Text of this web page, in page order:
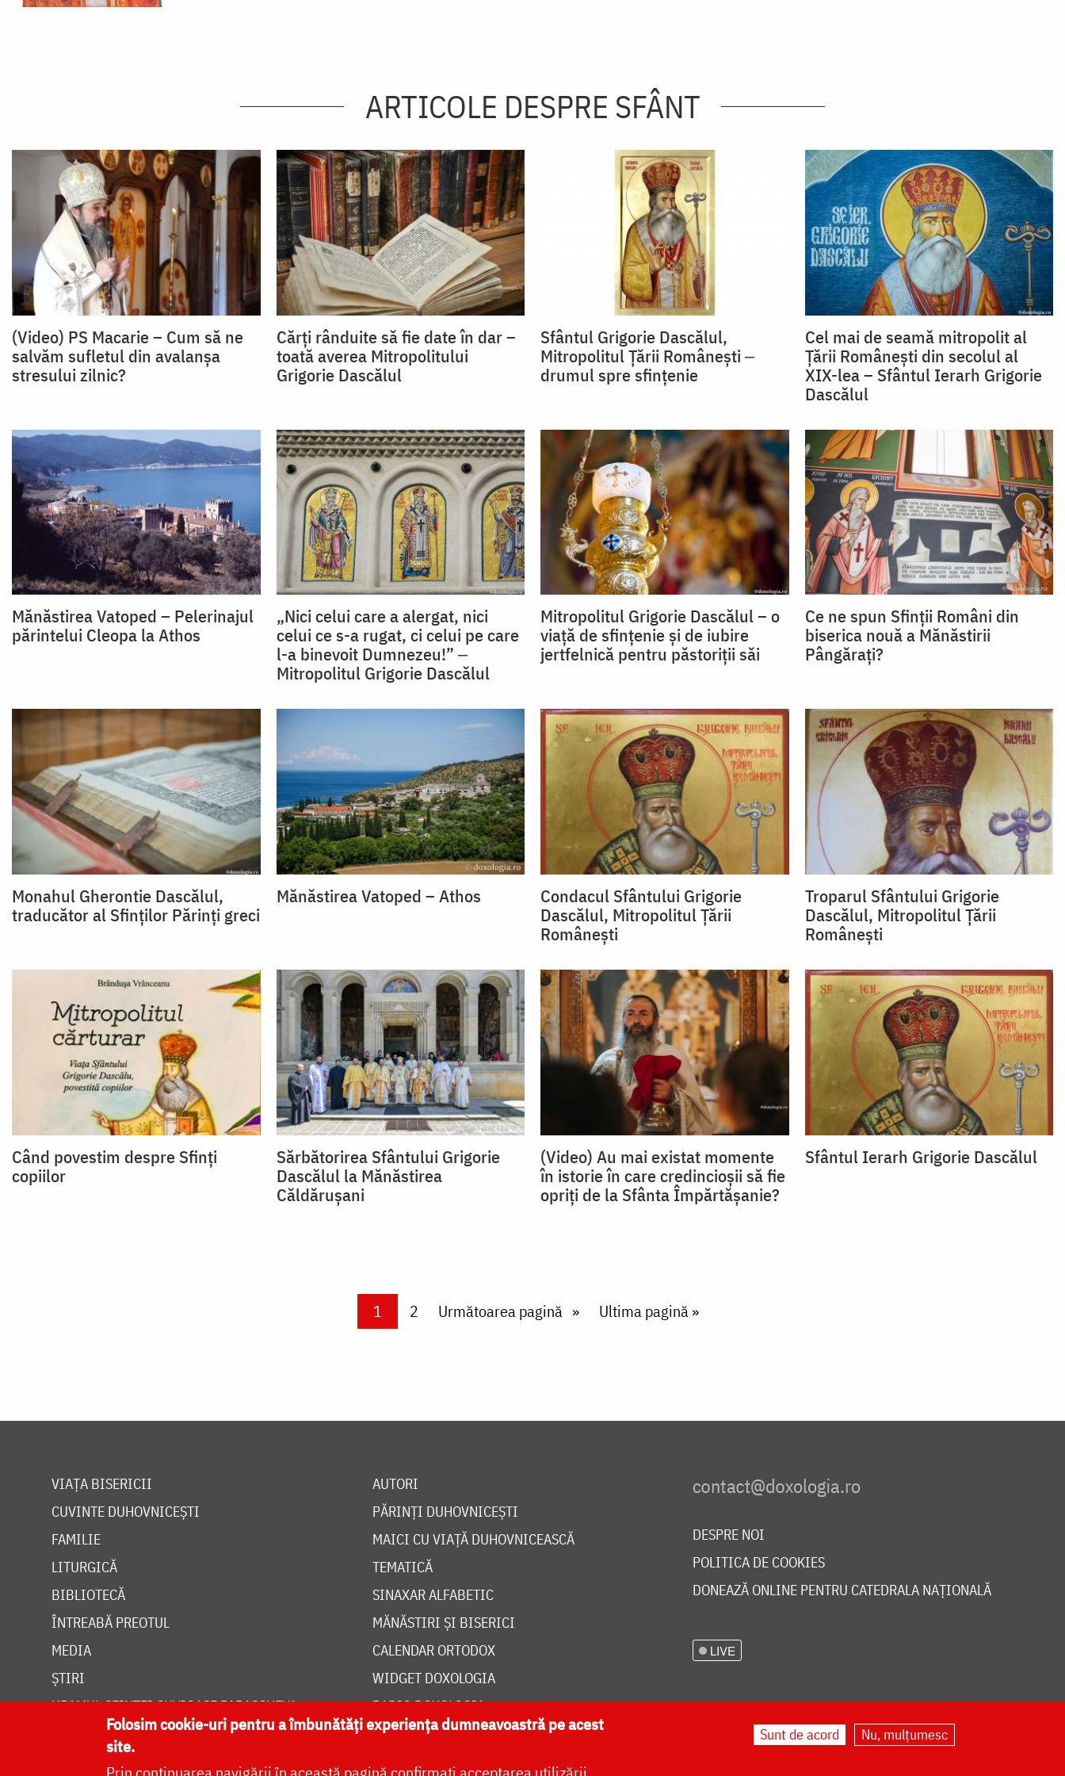
ARTICOLE DESPRE SFÂNT
(Video) PS Macarie – Cum să ne
salvăm sufletul din avalanșa
stresului zilnic?
Cărți rânduite să fie date în dar –
toată averea Mitropolitului
Grigorie Dascălul
Sfântul Grigorie Dascălul,
Mitropolitul Țării Românești ‒
drumul spre sfințenie
Cel mai de seamă mitropolit al
Țării Românești din secolul al
XIX-lea – Sfântul Ierarh Grigorie
Dascălul
Mănăstirea Vatoped – Pelerinajul
părintelui Cleopa la Athos
„Nici celui care a alergat, nici
celui ce s-a rugat, ci celui pe care
l-a binevoit Dumnezeu!” ‒
Mitropolitul Grigorie Dascălul
Mitropolitul Grigorie Dascălul – o
viață de sfințenie și de iubire
jertfelnică pentru păstoriții săi
Ce ne spun Sfinții Români din
biserica nouă a Mănăstirii
Pângărați?
Monahul Gherontie Dascălul,
traducător al Sfinților Părinți greci
Mănăstirea Vatoped – Athos
Condacul Sfântului Grigorie
Dascălul, Mitropolitul Ţării
Româneşti
Troparul Sfântului Grigorie
Dascălul, Mitropolitul Ţării
Româneşti
Când povestim despre Sfinți
copiilor
Sărbătorirea Sfântului Grigorie
Dascălul la Mănăstirea
Căldărușani
(Video) Au mai existat momente
în istorie în care credincioșii să fie
opriți de la Sfânta Împărtășanie?
Sfântul Ierarh Grigorie Dascălul
Current page
1 Page
2 Next page
Următoarea pagină Last page
Ultima pagină »
VIAȚA BISERICII
CUVINTE DUHOVNICEȘTI
FAMILIE
LITURGICĂ
BIBLIOTECĂ
ÎNTREABĂ PREOTUL
MEDIA
ȘTIRI
HRAMUL SFINTEI CUVIOASE PARASCHEVA
AUTORI
PĂRINȚI DUHOVNICEȘTI
MAICI CU VIAȚĂ DUHOVNICEASCĂ
TEMATICĂ
SINAXAR ALFABETIC
MĂNĂSTIRI ȘI BISERICI
CALENDAR ORTODOX
WIDGET DOXOLOGIA
RADIO DOXOLOGIA
DESPRE NOI
POLITICA DE COOKIES
DONEAZĂ ONLINE PENTRU CATEDRALA NAȚIONALĂ
LIVE
Folosim cookie-uri pentru a îmbunătăți experiența dumneavoastră pe acest
site.
Sunt de acord Nu, mulțumesc